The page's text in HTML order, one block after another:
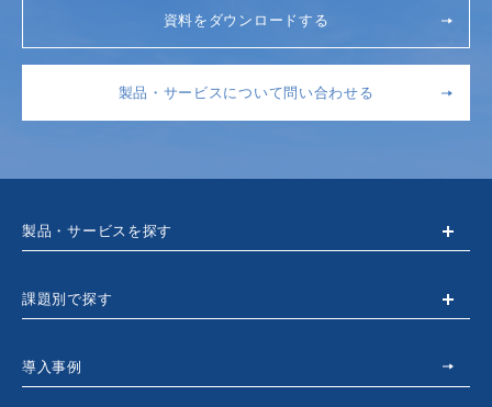
資料をダウンロードする
製品・サービスについて問い合わせる
製品・サービスを探す
課題別で探す
導入事例